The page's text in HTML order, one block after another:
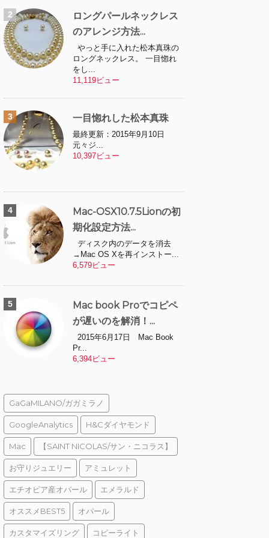
ロングパールネックレス
のアレンジ方法...
やっと手に入れた松本真珠の
ロングネックレス。 一目惚れ
をし...
11,119ビュー
一目惚れした松本真珠
最終更新：2015年9月10日
元々ジ...
10,397ビュー
Mac-OSX10.7.5Lionの初
期化設定方法...
ディスク内のデータを消去
→Mac OS Xを再インストー...
6,579ビュー
Mac book Proでコピペ
が遅いのを解消！...
2015年6月17日 Mac Book
Pr...
6,394ビュー
GaGaMILANO/ガガミラノ
GoogleAnalytics H&Cダイヤモンド
Mac 【SAINT NICOLAS/サン・ニコラス】
お守りジュエリー アミュレット
エチオピア産オパール エメラルド
オススメBEST5 オパール
カスタマイズリング コピーライト